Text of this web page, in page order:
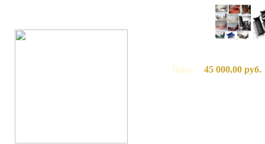
Цена: 45 000,00 руб.